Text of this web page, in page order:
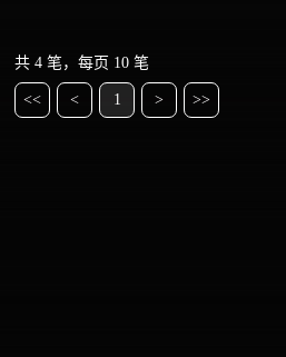
共 4 笔，每页 10 笔
<< < 1 > >>